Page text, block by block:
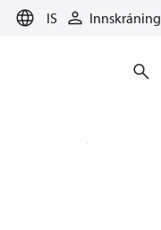
IS Innskráning